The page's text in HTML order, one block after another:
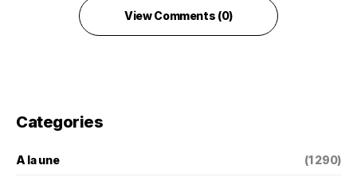
View Comments (0)
Categories
A la une (1 290)